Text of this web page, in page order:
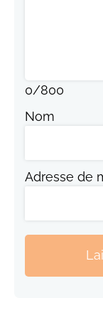
0/800
Nom
Adresse de